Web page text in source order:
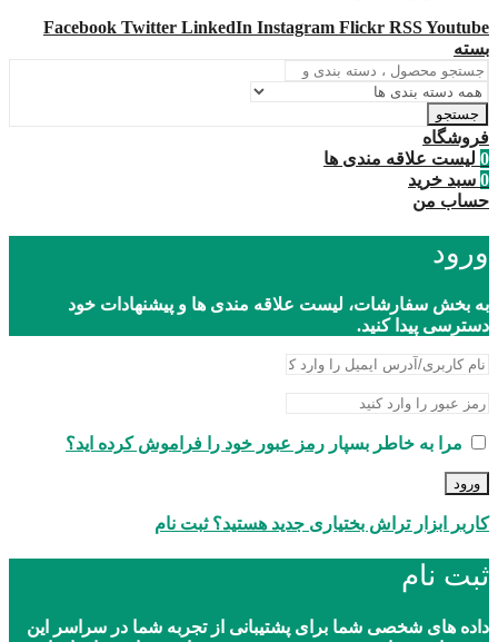
Facebook Twitter LinkedIn Instagram Flickr RSSYoutube
بسته
جستجو
فروشگاه
0 لیست علاقه مندی ها
0 سبد خرید
حساب من
ورود
به بخش سفارشات، لیست علاقه مندی ها و پیشنهادات خود
دسترسی پیدا کنید.
مرا به خاطر بسپار رمز عبور خود را فراموش کرده اید؟
ورود
کاربر ابزار تراش بختیاری جدید هستید؟ ثبت نام
ثبت نام
داده های شخصی شما برای پشتیبانی از تجربه شما در سراسر این